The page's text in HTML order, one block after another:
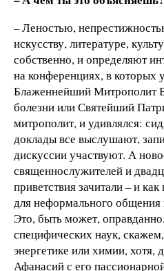
– Леностью,
искусству, литературе,
собственно, и определяют
на конференциях, в которых
Блаженнейший Митрополит
болезни или Святейший
митрополит, и удивлялся:
доклады все выслушают,
дискуссии участвуют. А
священнослужителей и
приветствия зачитали – и
для неформального
Это, быть может,
специфических наук,
энергетике или химии,
Афанасий с его